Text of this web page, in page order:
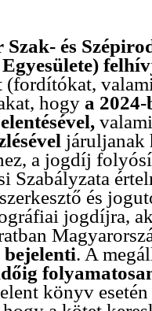
és
(fordítókat,
hogy a
járuljanak
a jogdíj
Szabályzata
és
jogdíjra,
bejelenti. A
könyv